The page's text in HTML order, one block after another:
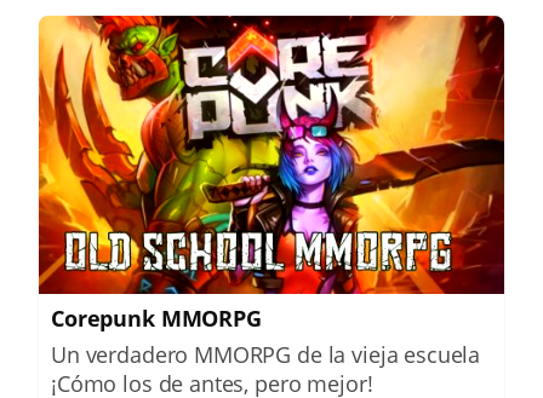
Corepunk MMORPG
Un verdadero MMORPG de la vieja escuela
¡Cómo los de antes, pero mejor!